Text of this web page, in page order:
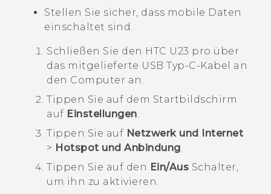
Stellen Sie sicher, dass mobile Daten
einschaltet sind.
Schließen Sie den HTC U23 pro über
das mitgelieferte USB Typ-C-Kabel an
den Computer an.
Tippen Sie auf dem Startbildschirm
auf Einstellungen.
Tippen Sie auf Netzwerk und Internet
> Hotspot und Anbindung.
Tippen Sie auf den Ein/Aus Schalter,
um ihn zu aktivieren.